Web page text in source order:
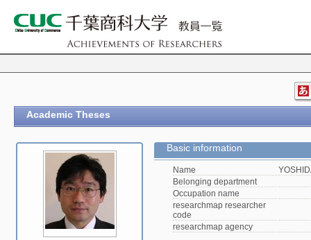
Academic Theses
Basic information
Name
Belonging department
Occupation name
researchmap researcher
code
researchmap agency